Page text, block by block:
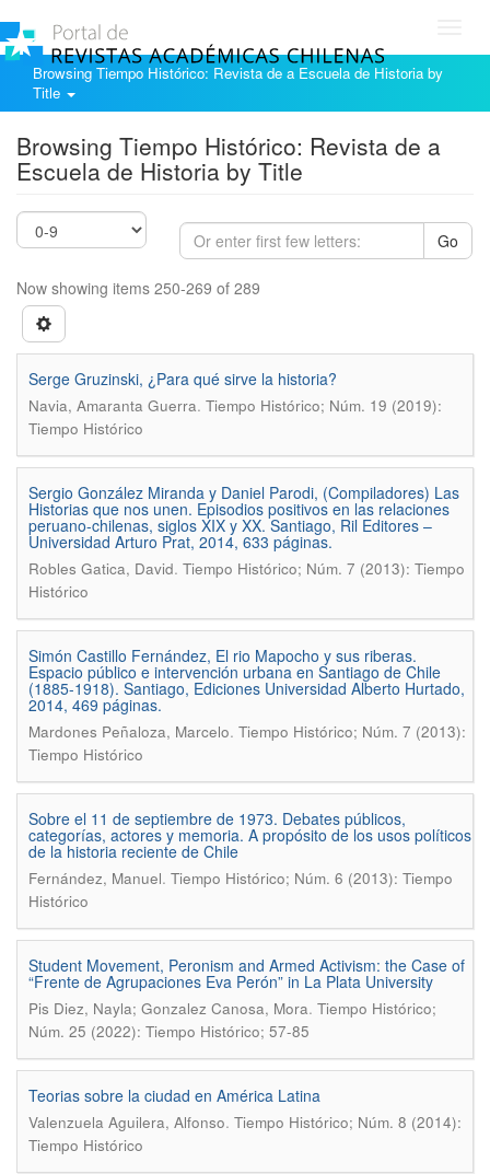
Browsing Tiempo Histórico: Revista de a Escuela de Historia by
Title
Browsing Tiempo Histórico: Revista de a
Escuela de Historia by Title
Go
Now showing items 250-269 of 289
Serge Gruzinski, ¿Para qué sirve la historia?
Navia, Amaranta Guerra. Tiempo Histórico; Núm. 19 (2019):
Tiempo Histórico
Sergio González Miranda y Daniel Parodi, (Compiladores) Las
Historias que nos unen. Episodios positivos en las relaciones
peruano-chilenas, siglos XIX y XX. Santiago, Ril Editores –
Universidad Arturo Prat, 2014, 633 páginas.
Robles Gatica, David. Tiempo Histórico; Núm. 7 (2013): Tiempo
Histórico
Simón Castillo Fernández, El rio Mapocho y sus riberas.
Espacio público e intervención urbana en Santiago de Chile
(1885-1918). Santiago, Ediciones Universidad Alberto Hurtado,
2014, 469 páginas.
Mardones Peñaloza, Marcelo. Tiempo Histórico; Núm. 7 (2013):
Tiempo Histórico
Sobre el 11 de septiembre de 1973. Debates públicos,
categorías, actores y memoria. A propósito de los usos políticos
de la historia reciente de Chile
Fernández, Manuel. Tiempo Histórico; Núm. 6 (2013): Tiempo
Histórico
Student Movement, Peronism and Armed Activism: the Case of
“Frente de Agrupaciones Eva Perón” in La Plata University
Pis Diez, Nayla; Gonzalez Canosa, Mora. Tiempo Histórico;
Núm. 25 (2022): Tiempo Histórico; 57-85
Teorias sobre la ciudad en América Latina
Valenzuela Aguilera, Alfonso. Tiempo Histórico; Núm. 8 (2014):
Tiempo Histórico